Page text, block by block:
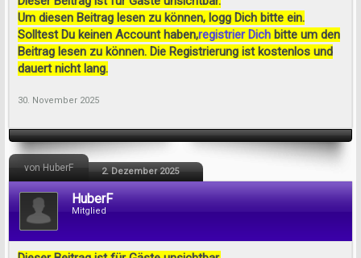
Um diesen Beitrag lesen zu können, logg Dich bitte ein.
Solltest Du keinen Account haben,registrier Dich bitte um den
Beitrag lesen zu können. Die Registrierung ist kostenlos und
dauert nicht lang.
30. November 2025
von HuberF 2. Dezember 2025
HuberF
Mitglied